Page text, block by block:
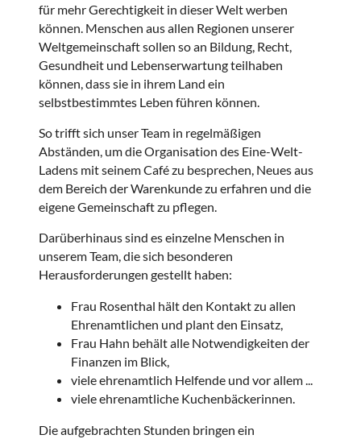
für mehr Gerechtigkeit in dieser Welt werben
können. Menschen aus allen Regionen unserer
Weltgemeinschaft sollen so an Bildung, Recht,
Gesundheit und Lebenserwartung teilhaben
können, dass sie in ihrem Land ein
selbstbestimmtes Leben führen können.
So trifft sich unser Team in regelmäßigen
Abständen, um die Organisation des Eine-Welt-
Ladens mit seinem Café zu besprechen, Neues aus
dem Bereich der Warenkunde zu erfahren und die
eigene Gemeinschaft zu pflegen.
Darüberhinaus sind es einzelne Menschen in
unserem Team, die sich besonderen
Herausforderungen gestellt haben:
Frau Rosenthal hält den Kontakt zu allen
Ehrenamtlichen und plant den Einsatz,
Frau Hahn behält alle Notwendigkeiten der
Finanzen im Blick,
viele ehrenamtlich Helfende und vor allem ...
viele ehrenamtliche Kuchenbäckerinnen.
Die aufgebrachten Stunden bringen ein